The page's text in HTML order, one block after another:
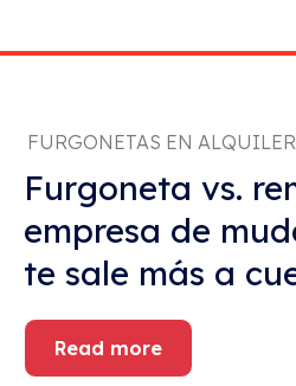
FURGONETAS EN ALQUILER
Furgoneta vs.
empresa de
te sale más a
Read more